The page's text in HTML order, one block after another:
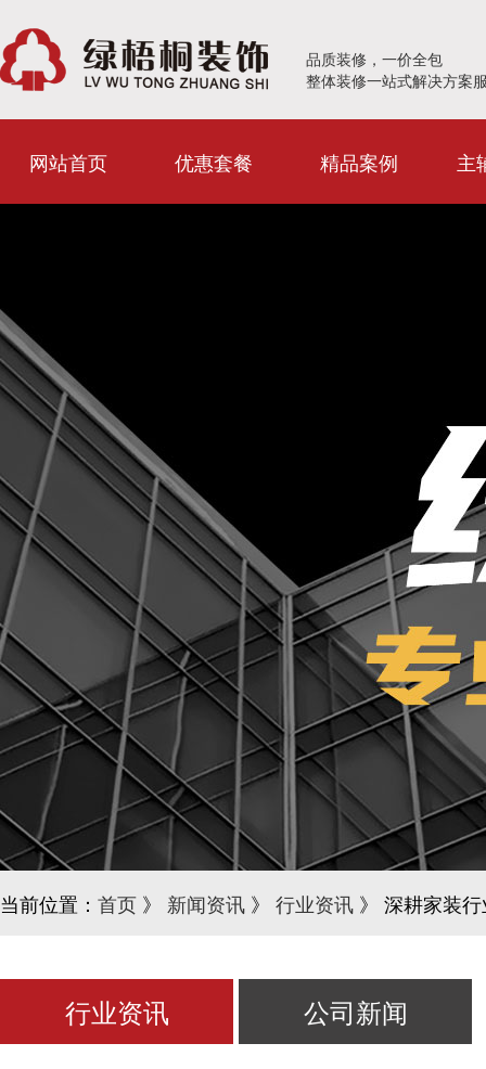
品质装修，一价全包
整体装修一站式解决方案
网站首页 优惠套餐 精品案例 主
当前位置： 首页 》 新闻资讯 》 行业资讯
行业资讯 公司新闻